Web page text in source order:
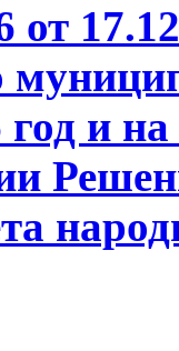
год и